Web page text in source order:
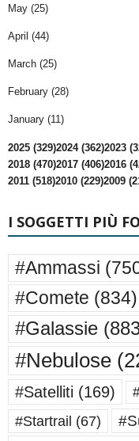
May (25)
April (44)
March (25)
February (28)
January (11)
2025 (329)2024 (362)2023
2018 (470)2017 (406)2016
2011 (518)2010 (229)2009
I SOGGETTI PIÙ
#Ammassi
#Comete (834)
#Galassie
#Nebulose
#Satelliti (169)
#Startrail (67)